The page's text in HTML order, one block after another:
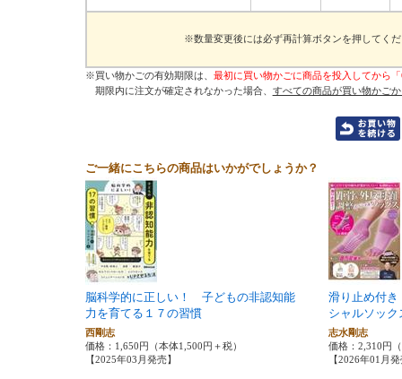
※数量変更後には必ず再計算ボタンを押してく
※買い物かごの有効期限は、 最初に買い物かごに商品を投入してから
期限内に注文が確定されなかった場合、 すべての商品が買い物かご
ご一緒にこちらの商品はいかがでしょうか？
脳科学的に正しい！ 子どもの非認知能
力を育てる１７の習慣
西剛志
価格：1,650円（本体1,500円＋税）
【2025年03月発売】
滑り止め付き
シャルソッ
志水剛志
価格：2,310円
【2026年01月